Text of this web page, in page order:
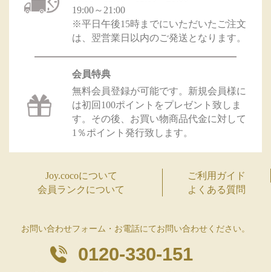
19:00～21:00
※平日午後15時までにいただいたご注文
は、翌営業日以内のご発送となります。
会員特典
無料会員登録が可能です。新規会員様に
は初回100ポイントをプレゼント致しま
す。その後、お買い物商品代金に対して
1％ポイント発行致します。
Joy.cocoについて
ご利用ガイド
会員ランクについて
よくある質問
お問い合わせフォーム・お電話にてお問い合わせください。
0120-330-151